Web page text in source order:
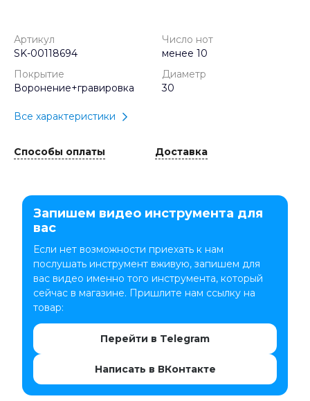
Артикул
SK-00118694
Число нот
менее 10
Покрытие
Воронение+гравировка
Диаметр
30
Все характеристики
Способы оплаты Доставка
Запишем видео инструмента для
вас
Если нет возможности приехать к нам
послушать инструмент вживую, запишем для
вас видео именно того инструмента, который
сейчас в магазине. Пришлите нам ссылку на
товар:
Перейти в Telegram
Написать в ВКонтакте